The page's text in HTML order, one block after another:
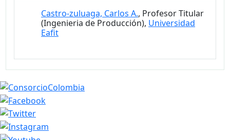
Castro-zuluaga, Carlos A., Profesor Titular
(Ingenieria de Producción), Universidad
Eafit